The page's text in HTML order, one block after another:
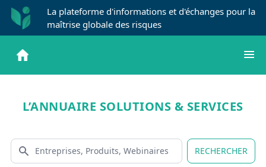
La plateforme d'informations et d'échanges pour la
maîtrise globale des risques
L’ANNUAIRE SOLUTIONS & SERVICES
RECHERCHER